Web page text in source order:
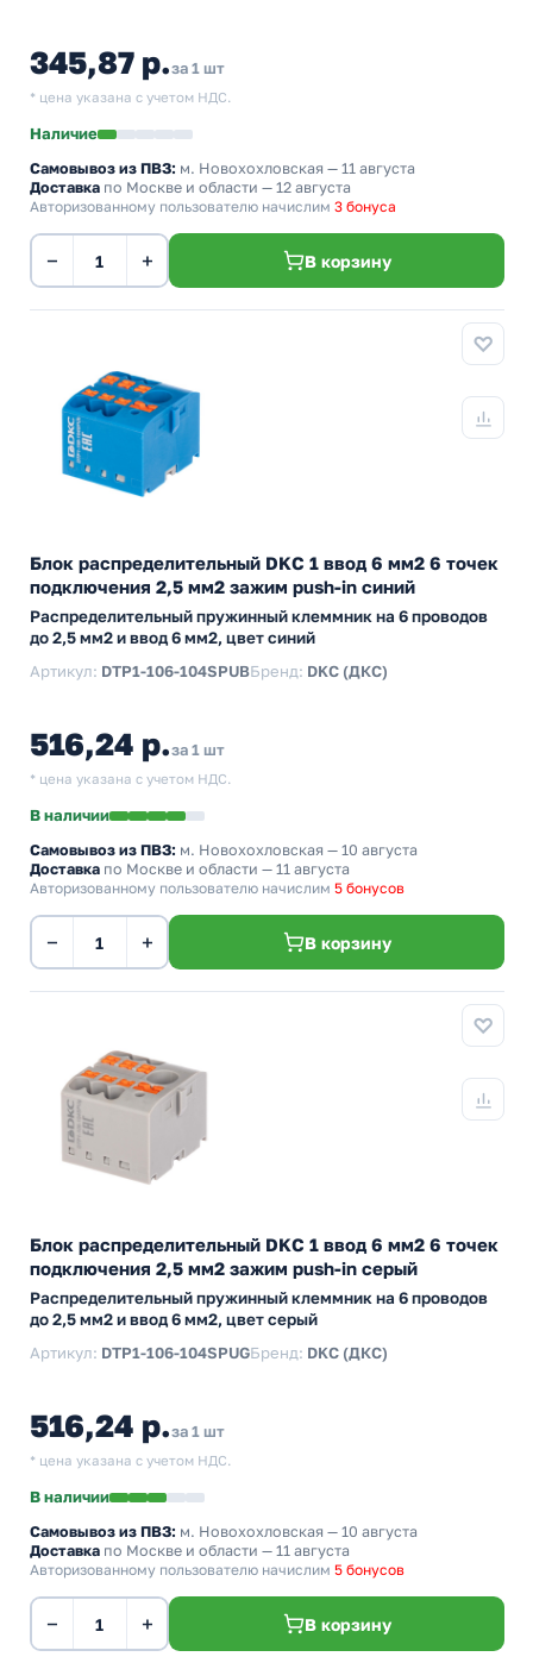
345,87 р.за 1 шт
* цена указана с учетом НДС.
Наличие
Самовывоз из ПВЗ: м. Новохохловская — 11 августа
Доставка по Москве и области — 12 августа
Авторизованному пользователю начислим 3 бонуса
− + В корзину
Блок распределительный DKC 1 ввод 6 мм2 6 точек
подключения 2,5 мм2 зажим push-in синий
Распределительный пружинный клеммник на 6 проводов
до 2,5 мм2 и ввод 6 мм2, цвет синий
Артикул: DTP1-106-104SPUBБренд: DKC (ДКС)
516,24 р.за 1 шт
* цена указана с учетом НДС.
В наличии
Самовывоз из ПВЗ: м. Новохохловская — 10 августа
Доставка по Москве и области — 11 августа
Авторизованному пользователю начислим 5 бонусов
− + В корзину
Блок распределительный DKC 1 ввод 6 мм2 6 точек
подключения 2,5 мм2 зажим push-in серый
Распределительный пружинный клеммник на 6 проводов
до 2,5 мм2 и ввод 6 мм2, цвет серый
Артикул: DTP1-106-104SPUGБренд: DKC (ДКС)
516,24 р.за 1 шт
* цена указана с учетом НДС.
В наличии
Самовывоз из ПВЗ: м. Новохохловская — 10 августа
Доставка по Москве и области — 11 августа
Авторизованному пользователю начислим 5 бонусов
− + В корзину